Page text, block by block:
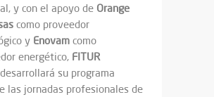
y con el apoyo de Orange
como proveedor
y Enovam como
energético, FITUR
desarrollará su programa
las jornadas profesionales de